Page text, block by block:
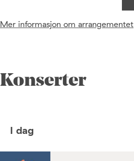
Mer informasjon om arrangementet
Konserter
I dag